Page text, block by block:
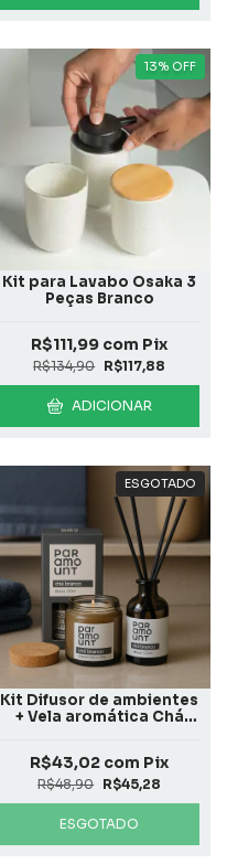
13% OFF
Kit para Lavabo Osaka 3
Peças Branco
R$134,90 R$117,88
R$111,99 com Pix
ADICIONAR
ESGOTADO
Kit Difusor de ambientes
+ Vela aromática Chá
R$48,90 R$45,28
R$43,02 com Pix
ESGOTADO